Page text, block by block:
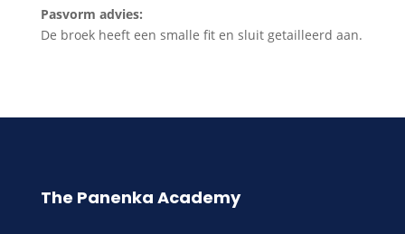
Pasvorm advies:
De broek heeft een smalle fit en sluit getailleerd aan.
The Panenka Academy